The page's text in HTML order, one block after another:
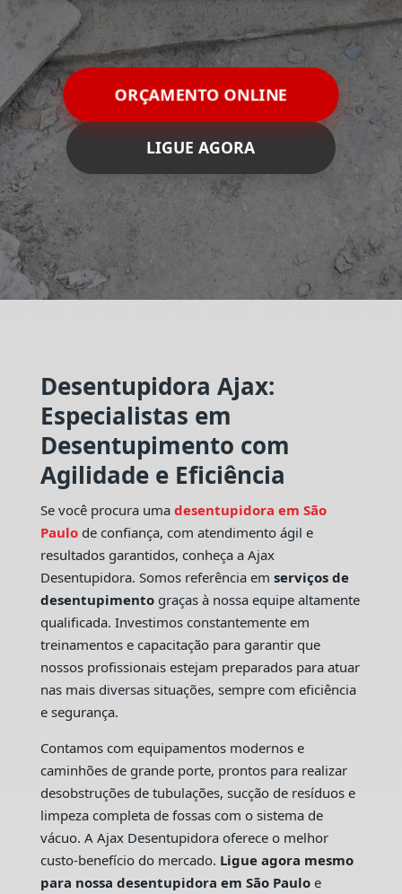
ORÇAMENTO ONLINE
LIGUE AGORA
Desentupidora Ajax:
Especialistas em
Desentupimento com
Agilidade e Eficiência
Se você procura uma desentupidora em São
Paulo de confiança, com atendimento ágil e
resultados garantidos, conheça a Ajax
Desentupidora. Somos referência em serviços de
desentupimentograças à nossa equipe altamente
qualificada. Investimos constantemente em
treinamentos e capacitação para garantir que
nossos profissionais estejam preparados para atuar
nas mais diversas situações, sempre com eficiência
e segurança.
Contamos com equipamentos modernos e
caminhões de grande porte, prontos para realizar
desobstruções de tubulações, sucção de resíduos e
limpeza completa de fossas com o sistema de
vácuo. A Ajax Desentupidora oferece o melhor
custo-benefício do mercado. Ligue agora mesmo
para nossa desentupidora em São Pauloe